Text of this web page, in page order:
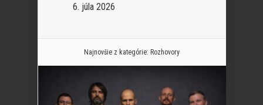
6. júla 2026
Najnovšie z kategórie: Rozhovory